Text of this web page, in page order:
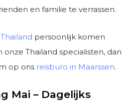
en familie te verrassen.
persoonlijk komen
Thailand specialisten, dan
op ons reisburo in Maarssen.
Mai – Dagelijks